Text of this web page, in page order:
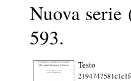
Nuova
593.
Testo